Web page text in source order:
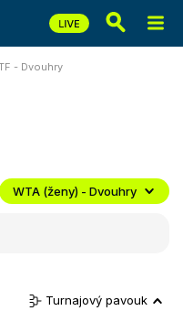
- Dvouhry
WTA (ženy) - Dvouhry
Turnajový pavouk